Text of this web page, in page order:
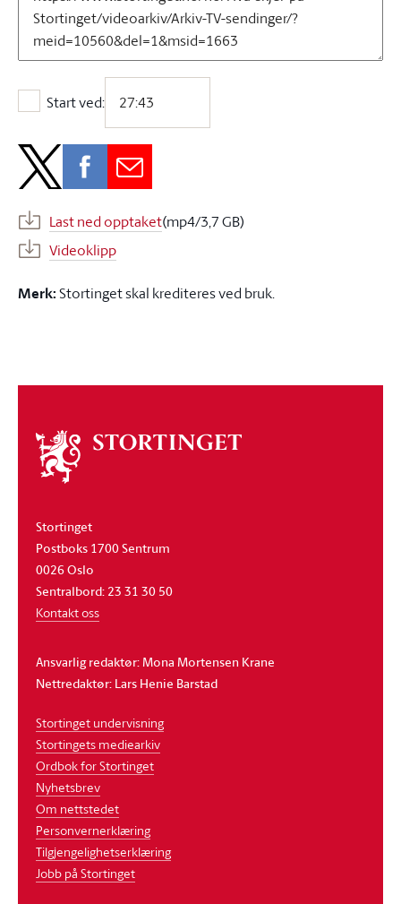
Start ved:
Start ved:
Last ned opptaket(mp4/3,7 GB)
Videoklipp
Merk:Stortinget skal krediteres ved bruk.
Om
stortinget
Stortinget
Postboks 1700 Sentrum
0026 Oslo
Sentralbord: 23 31 30 50
Kontakt oss
Ansvarlig redaktør: Mona Mortensen Krane
Nettredaktør: Lars Henie Barstad
Stortinget undervisning
Stortingets mediearkiv
Ordbok for Stortinget
Nyhetsbrev
Om nettstedet
Personvernerklæring
Tilgjengelighetserklæring
Jobb på Stortinget